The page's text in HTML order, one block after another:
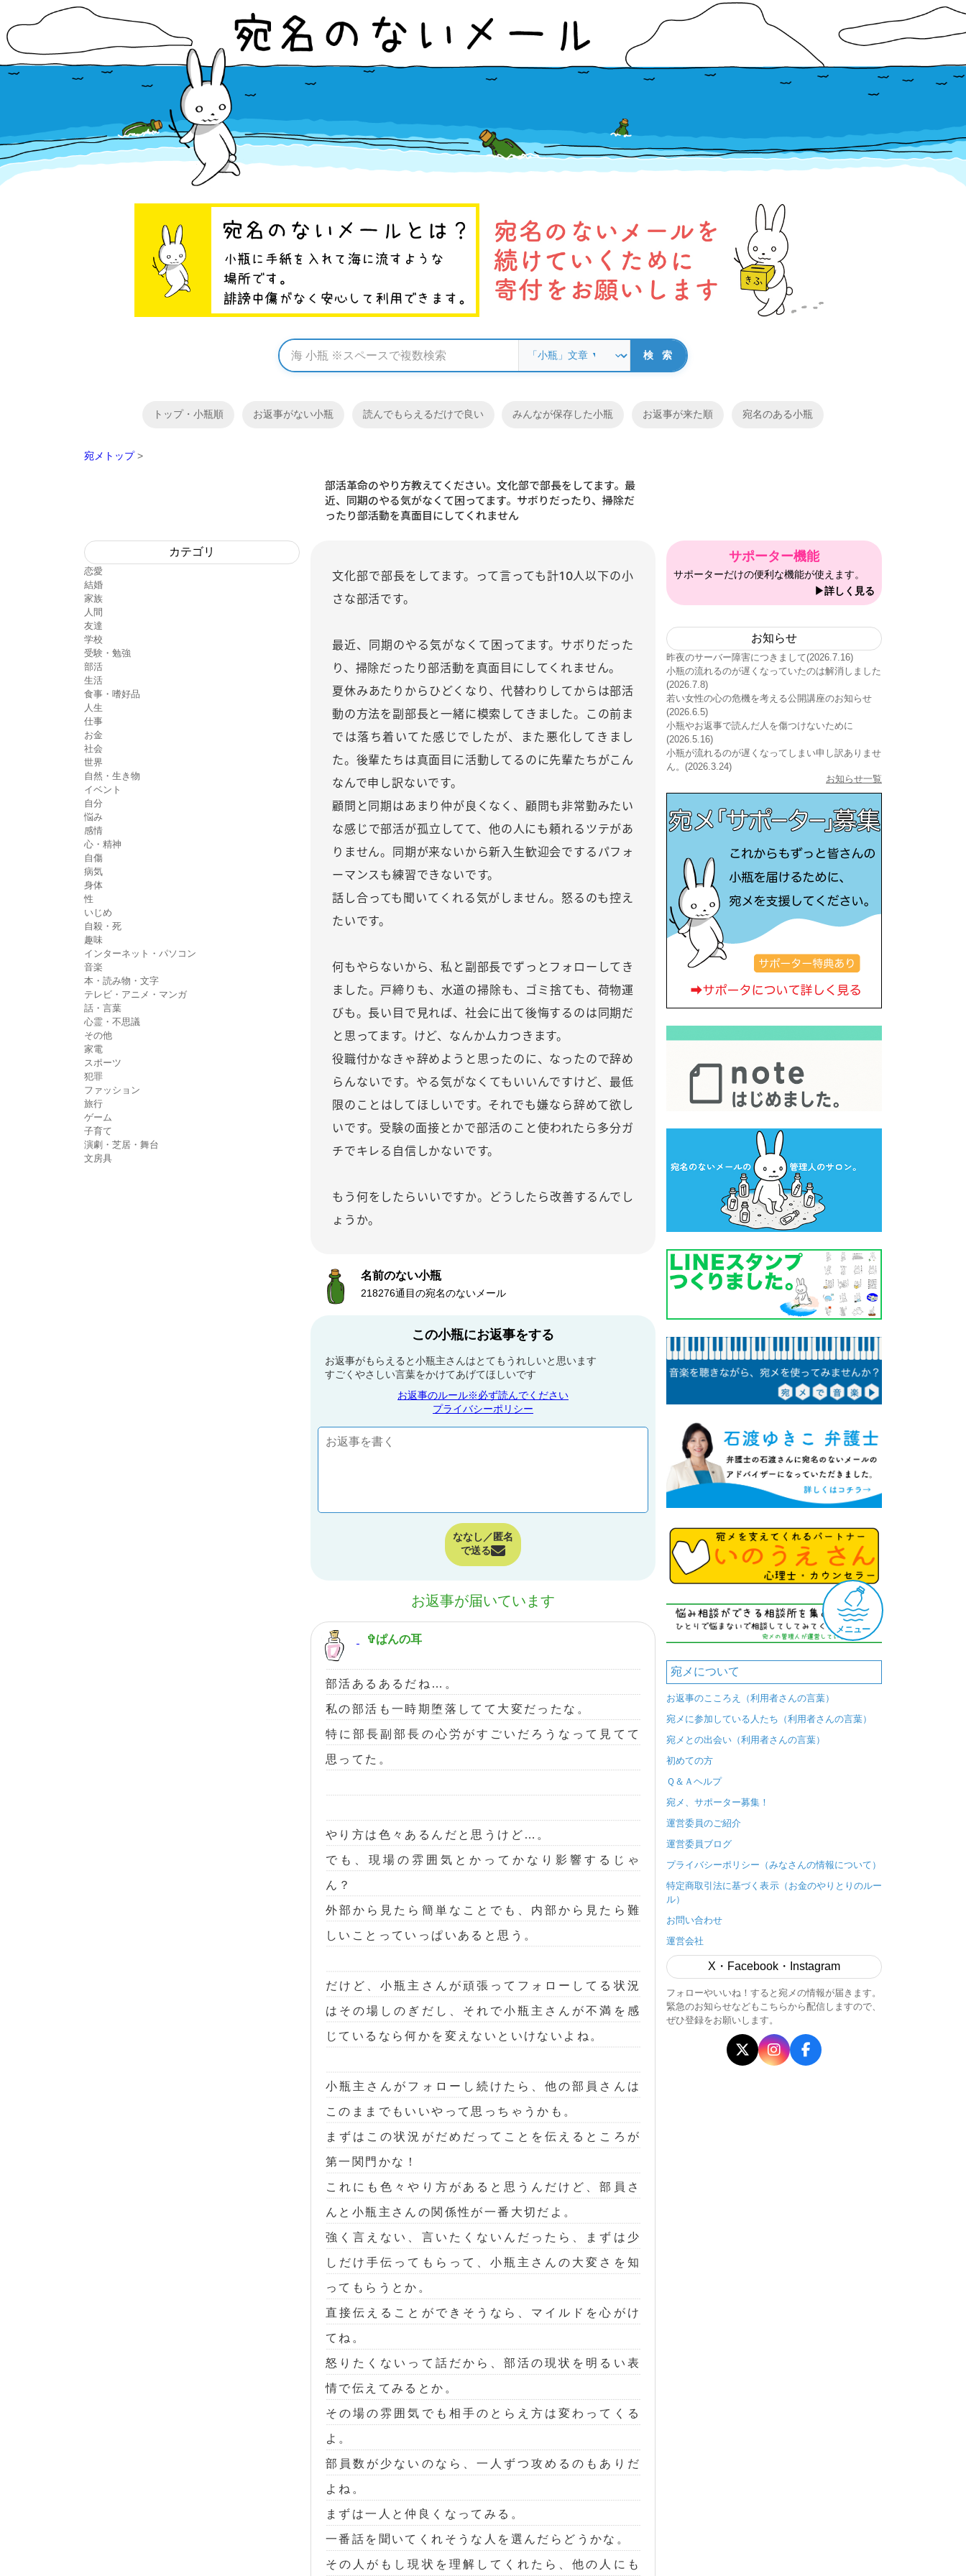
メニュー
トップ・小瓶順 お返事がない小瓶 読んでもらえるだけで良い みんなが保存した小瓶 お返事が来た順 宛名のある小瓶
宛メトップ >
部活革命のやり方教えてください。文化部で部長をしてます。最
近、同期のやる気がなくて困ってます。サボりだったり、掃除だ
ったり部活動を真面目にしてくれません
カテゴリ
恋愛
結婚
家族
人間
友達
学校
受験・勉強
部活
生活
食事・嗜好品
人生
仕事
お金
社会
世界
自然・生き物
イベント
自分
悩み
感情
心・精神
自傷
病気
身体
性
いじめ
自殺・死
趣味
インターネット・パソコン
音楽
本・読み物・文字
テレビ・アニメ・マンガ
話・言葉
心霊・不思議
その他
家電
スポーツ
犯罪
ファッション
旅行
ゲーム
子育て
演劇・芝居・舞台
文房具
文化部で部長をしてます。って言っても計10人以下の小
さな部活です。
最近、同期のやる気がなくて困ってます。サボりだった
り、掃除だったり部活動を真面目にしてくれません。
夏休みあたりからひどくなり、代替わりしてからは部活
動の方法を副部長と一緒に模索してきました。この前ま
では落ち着いてた感じでしたが、また悪化してきまし
た。後輩たちは真面目に活動してるのに先輩たちがこん
なんで申し訳ないです。
顧問と同期はあまり仲が良くなく、顧問も非常勤みたい
な感じで部活が孤立してて、他の人にも頼れるツテがあ
りません。同期が来ないから新入生歓迎会でするパフォ
ーマンスも練習できないです。
話し合っても聞いてくれる気がしません。怒るのも控え
たいです。
何もやらないから、私と副部長でずっとフォローしてき
ました。戸締りも、水道の掃除も、ゴミ捨ても、荷物運
びも。長い目で見れば、社会に出て後悔するのは同期だ
と思ってます。けど、なんかムカつきます。
役職付かなきゃ辞めようと思ったのに、なったので辞め
らんないです。やる気がなくてもいいんですけど、最低
限のことはしてほしいです。それでも嫌なら辞めて欲し
いです。受験の面接とかで部活のこと使われたら多分ガ
チでキレる自信しかないです。
もう何をしたらいいですか。どうしたら改善するんでし
ょうか。
名前のない小瓶
218276通目の宛名のないメール
この小瓶にお返事をする
お返事がもらえると小瓶主さんはとてもうれしいと思います
すごくやさしい言葉をかけてあげてほしいです
お返事のルール※必ず読んでください
プライバシーポリシー
ななし／匿名
で送る
お返事が届いています
✞ぱんの耳
部活あるあるだね…。
私の部活も一時期堕落してて大変だったな。
特に部長副部長の心労がすごいだろうなって見てて
思ってた。
やり方は色々あるんだと思うけど…。
でも、現場の雰囲気とかってかなり影響するじゃ
ん？
外部から見たら簡単なことでも、内部から見たら難
しいことっていっぱいあると思う。
だけど、小瓶主さんが頑張ってフォローしてる状況
はその場しのぎだし、それで小瓶主さんが不満を感
じているなら何かを変えないといけないよね。
小瓶主さんがフォローし続けたら、他の部員さんは
このままでもいいやって思っちゃうかも。
まずはこの状況がだめだってことを伝えるところが
第一関門かな！
これにも色々やり方があると思うんだけど、部員さ
んと小瓶主さんの関係性が一番大切だよ。
強く言えない、言いたくないんだったら、まずは少
しだけ手伝ってもらって、小瓶主さんの大変さを知
ってもらうとか。
直接伝えることができそうなら、マイルドを心がけ
てね。
怒りたくないって話だから、部活の現状を明るい表
情で伝えてみるとか。
その場の雰囲気でも相手のとらえ方は変わってくる
よ。
部員数が少ないのなら、一人ずつ攻めるのもありだ
よね。
まずは一人と仲良くなってみる。
一番話を聞いてくれそうな人を選んだらどうかな。
その人がもし現状を理解してくれたら、他の人にも
サポーター機能
サポーターだけの便利な機能が使えます。
▶詳しく見る
お知らせ
昨夜のサーバー障害につきまして(2026.7.16)
小瓶の流れるのが遅くなっていたのは解消しました
(2026.7.8)
若い女性の心の危機を考える公開講座のお知らせ
(2026.6.5)
小瓶やお返事で読んだ人を傷つけないために
(2026.5.16)
小瓶が流れるのが遅くなってしまい申し訳ありませ
ん。(2026.3.24)
お知らせ一覧
宛メについて
お返事のこころえ（利用者さんの言葉）
宛メに参加している人たち（利用者さんの言葉）
宛メとの出会い（利用者さんの言葉）
初めての方
Ｑ＆Ａヘルプ
宛メ、サポーター募集！
運営委員のご紹介
運営委員ブログ
プライバシーポリシー（みなさんの情報について）
特定商取引法に基づく表示（お金のやりとりのルー
ル）
お問い合わせ
運営会社
X・Facebook・Instagram
フォローやいいね！すると宛メの情報が届きます。
緊急のお知らせなどもこちらから配信しますので、
ぜひ登録をお願いします。